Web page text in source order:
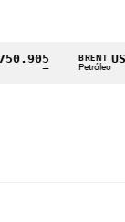
BRENT
Petróleo ▼